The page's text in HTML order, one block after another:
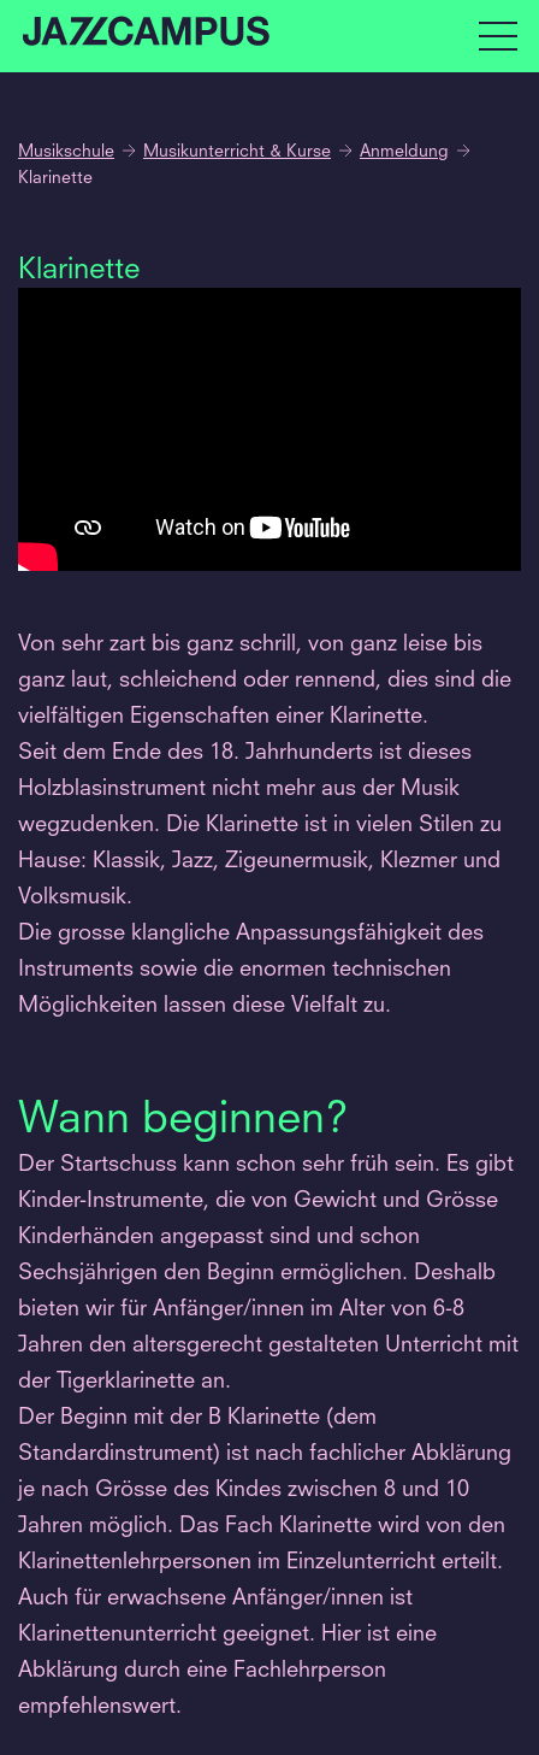
Musikschule Musikunterricht & Kurse
Anmeldung
Klarinette
Klarinette
Von sehr zart bis ganz schrill, von ganz leise bis
ganz laut, schleichend oder rennend, dies sind die
vielfältigen Eigenschaften einer Klarinette.
Seit dem Ende des 18. Jahrhunderts ist dieses
Holzblasinstrument nicht mehr aus der Musik
wegzudenken. Die Klarinette ist in vielen Stilen zu
Hause: Klassik, Jazz, Zigeunermusik, Klezmer und
Volksmusik.
Die grosse klangliche Anpassungsfähigkeit des
Instruments sowie die enormen technischen
Möglichkeiten lassen diese Vielfalt zu.
Wann beginnen?
Der Startschuss kann schon sehr früh sein. Es gibt
Kinder-Instrumente, die von Gewicht und Grösse
Kinderhänden angepasst sind und schon
Sechsjährigen den Beginn ermöglichen. Deshalb
bieten wir für Anfänger/innen im Alter von 6-8
Jahren den altersgerecht gestalteten Unterricht mit
der Tigerklarinette an.
Der Beginn mit der B Klarinette (dem
Standardinstrument) ist nach fachlicher Abklärung
je nach Grösse des Kindes zwischen 8 und 10
Jahren möglich. Das Fach Klarinette wird von den
Klarinettenlehrpersonen im Einzelunterricht erteilt.
Auch für erwachsene Anfänger/innen ist
Klarinettenunterricht geeignet. Hier ist eine
Abklärung durch eine Fachlehrperson
empfehlenswert.